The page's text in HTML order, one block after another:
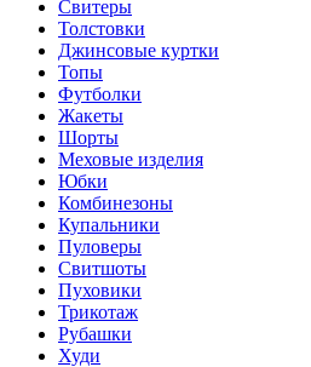
Свитеры
Толстовки
Джинсовые куртки
Топы
Футболки
Жакеты
Шорты
Меховые изделия
Юбки
Комбинезоны
Купальники
Пуловеры
Свитшоты
Пуховики
Трикотаж
Рубашки
Худи